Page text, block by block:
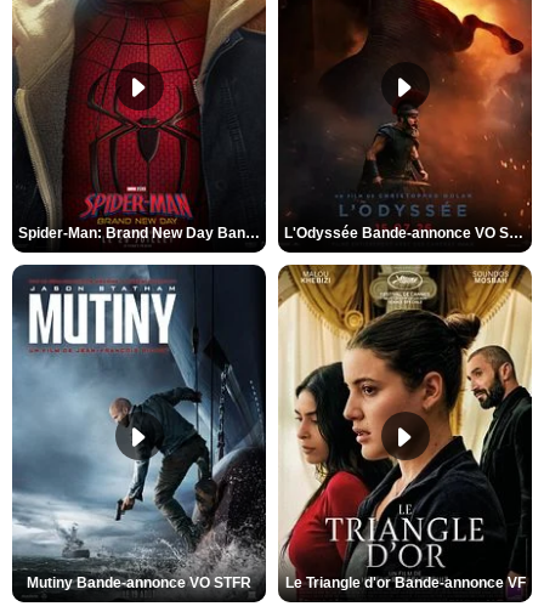
Spider-Man: Brand New Day Bande-annonce VO STFR L'Odyssée Bande-annonce VO STFR
Mutiny Bande-annonce VO STFR Le Triangle d'or Bande-annonce VF